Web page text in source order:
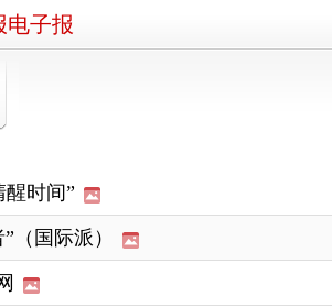
电子报
时间”
（国际派）